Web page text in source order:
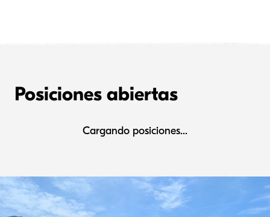
Posiciones abiertas
Cargando posiciones...